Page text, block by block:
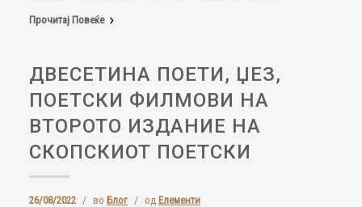
Прочитај Повеќе
ДВЕСЕТИНА ПОЕТИ, ЏЕЗ,
ПОЕТСКИ ФИЛМОВИ НА
ВТОРОТО ИЗДАНИЕ НА
СКОПСКИОТ ПОЕТСКИ
26/08/2022 / во Блог / од Елементи